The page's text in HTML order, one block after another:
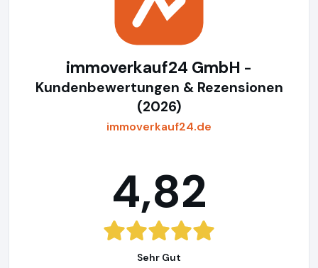
immoverkauf24 GmbH -
Kundenbewertungen & Rezensionen
(2026)
immoverkauf24.de
4,82
Sehr Gut